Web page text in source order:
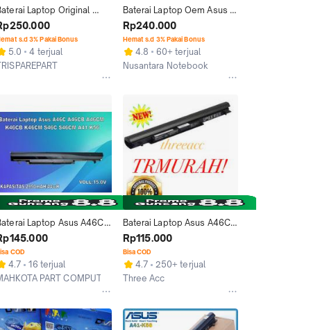
Laptop Original
K46 K46C K56 A56
A46CB A46CM A41-
s.d 3% Pakai Bonus
5.0
4 terjual
Baterai Laptop Oem Asus
A46 A56 A46C K46 K56
VivoBook S505 / A41-K56
Rp240.000
Hemat s.d 3% Pakai Bonus
4.8
60+ terjual
Nusantara Notebook
Laptop Asus A46C
A46CM K46CB
S46C S46CM A41-
COD
4.7
16 terjual
PART COMPUTER
Baterai Laptop Asus A46C -
A56 - K46 - K56 - S40 -
S405 Series Original
Rp115.000
Bisa COD
4.7
250+ terjual
Three Acc